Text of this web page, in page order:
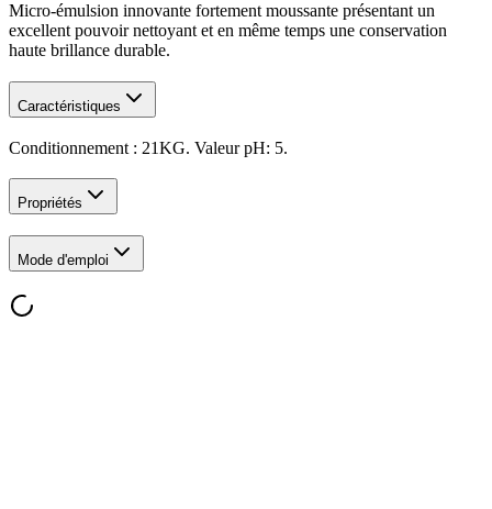
Micro-émulsion innovante fortement moussante présentant un
excellent pouvoir nettoyant et en même temps une conservation
haute brillance durable.
Caractéristiques
Conditionnement : 21KG. Valeur pH: 5.
Propriétés
Mode d'emploi